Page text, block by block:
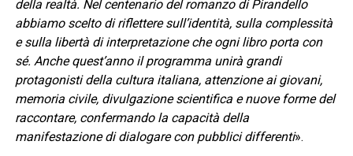
della realtà. Nel centenario del romanzo di Pirandello
abbiamo scelto di riflettere sull’identità, sulla complessità
e sulla libertà di interpretazione che ogni libro porta con
sé. Anche quest’anno il programma unirà grandi
protagonisti della cultura italiana, attenzione ai giovani,
memoria civile, divulgazione scientifica e nuove forme del
raccontare, confermando la capacità della
manifestazione di dialogare con pubblici differenti».